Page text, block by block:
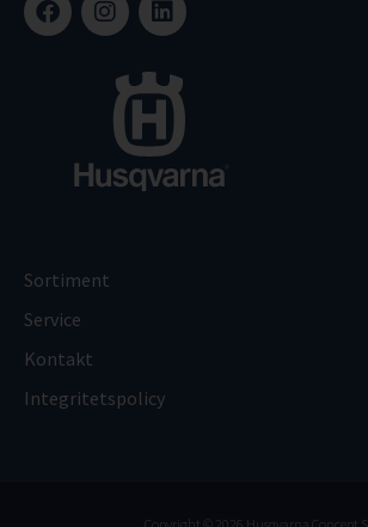
Sortiment
Service
Kontakt
Integritetspolicy